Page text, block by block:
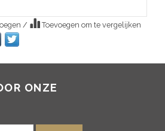
/ Toevoegen om te vergelijken
ONZE